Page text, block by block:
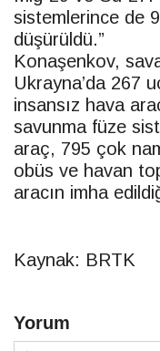
sistemlerince de
düşürüldü.”
Konaşenkov,
Ukrayna’da 267
insansız hava
savunma füze
araç, 795 çok
obüs ve havan
aracın imha
Kaynak: BRTK
Yorum